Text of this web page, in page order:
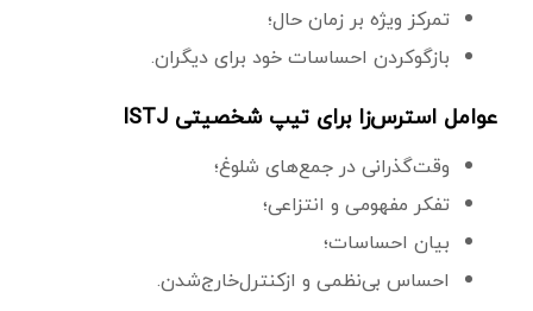
تمرکز ویژه بر زمان حال؛
بازگوکردن احساسات خود برای دیگران.
عوامل استرس‌زا برای تیپ شخصیتی ISTJ
وقت‌گذرانی در جمع‌های شلوغ؛
تفکر مفهومی و انتزاعی؛
بیان احساسات؛
احساس بی‌نظمی و از‌کنترل‌خارج‌شدن.